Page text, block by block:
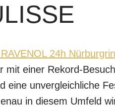
24h
mit einer Rekord-
eine unvergleichliche
in diesem Umfeld